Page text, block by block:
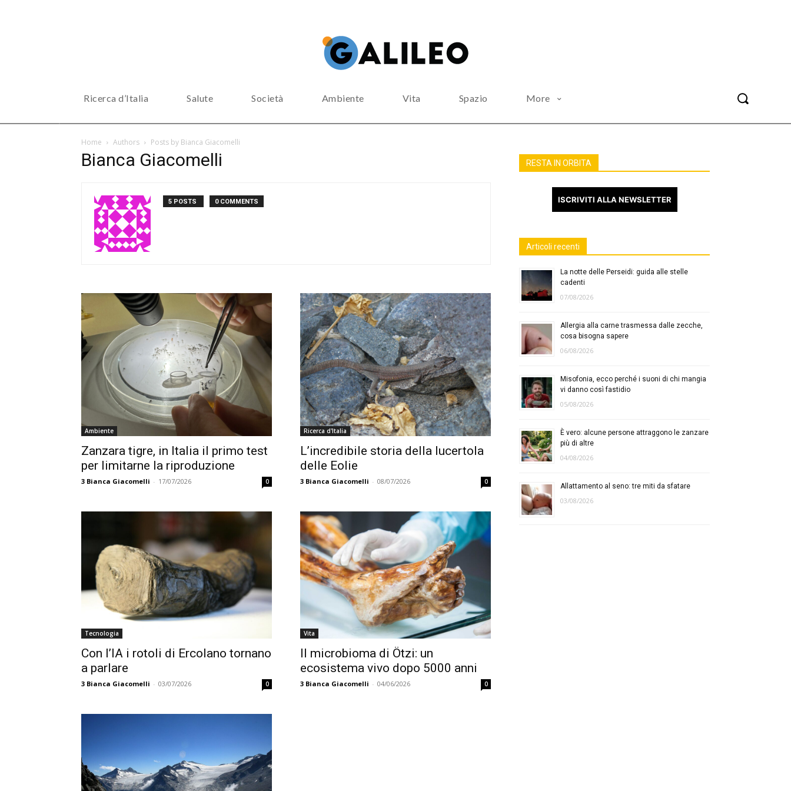
Ricerca d’Italia Salute Società Ambiente Vita Spazio More
Home Authors Posts by Bianca Giacomelli
Bianca Giacomelli
5 POSTS 0 COMMENTS
Ambiente
Zanzara tigre, in Italia il primo test
per limitarne la riproduzione
3 Bianca Giacomelli - 17/07/2026 0
Ricerca d'Italia
L’incredibile storia della lucertola
delle Eolie
3 Bianca Giacomelli - 08/07/2026 0
Tecnologia
Con l’IA i rotoli di Ercolano tornano
a parlare
3 Bianca Giacomelli - 03/07/2026 0
Vita
Il microbioma di Ötzi: un
ecosistema vivo dopo 5000 anni
3 Bianca Giacomelli - 04/06/2026 0
RESTA IN ORBITA
ISCRIVITI ALLA NEWSLETTER
Articoli recenti
La notte delle Perseidi: guida alle stelle
cadenti
07/08/2026
Allergia alla carne trasmessa dalle zecche,
cosa bisogna sapere
06/08/2026
Misofonia, ecco perché i suoni di chi mangia
vi danno così fastidio
05/08/2026
È vero: alcune persone attraggono le zanzare
più di altre
04/08/2026
Allattamento al seno: tre miti da sfatare
03/08/2026